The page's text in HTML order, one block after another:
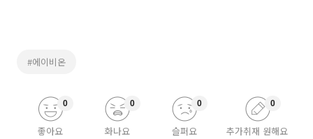
#에이비온
좋아요
0
화나요
0
슬퍼요
0
추가취재 원해요
0